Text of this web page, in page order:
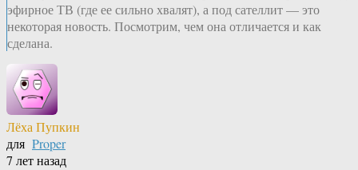
эфирное ТВ (где ее сильно хвалят), а под сателлит — это
некоторая новость. Посмотрим, чем она отличается и как
сделана.
Лёха Пупкин
для Proper
7 лет назад